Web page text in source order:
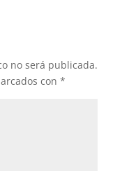
no será publicada.
con *